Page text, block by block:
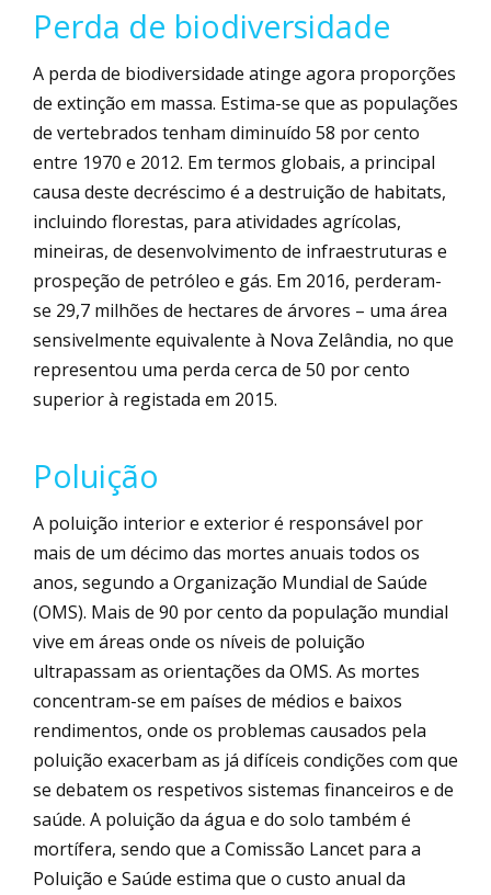
Perda de biodiversidade
A perda de biodiversidade atinge agora proporções
de extinção em massa. Estima-se que as populações
de vertebrados tenham diminuído 58 por cento
entre 1970 e 2012. Em termos globais, a principal
causa deste decréscimo é a destruição de habitats,
incluindo florestas, para atividades agrícolas,
mineiras, de desenvolvimento de infraestruturas e
prospeção de petróleo e gás. Em 2016, perderam-
se 29,7 milhões de hectares de árvores – uma área
sensivelmente equivalente à Nova Zelândia, no que
representou uma perda cerca de 50 por cento
superior à registada em 2015.
Poluição
A poluição interior e exterior é responsável por
mais de um décimo das mortes anuais todos os
anos, segundo a Organização Mundial de Saúde
(OMS). Mais de 90 por cento da população mundial
vive em áreas onde os níveis de poluição
ultrapassam as orientações da OMS. As mortes
concentram-se em países de médios e baixos
rendimentos, onde os problemas causados pela
poluição exacerbam as já difíceis condições com que
se debatem os respetivos sistemas financeiros e de
saúde. A poluição da água e do solo também é
mortífera, sendo que a Comissão Lancet para a
Poluição e Saúde estima que o custo anual da